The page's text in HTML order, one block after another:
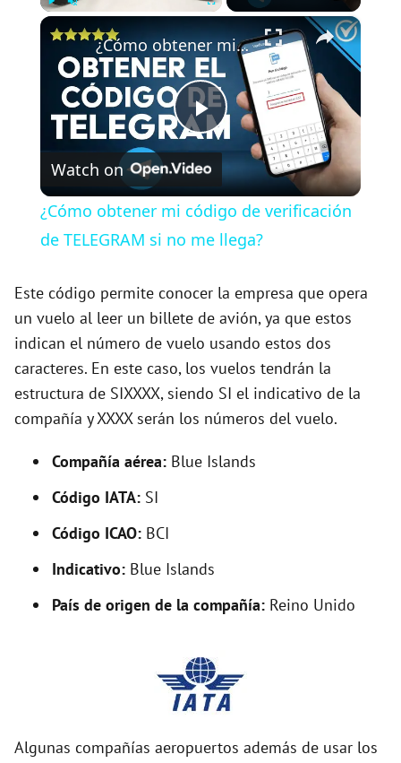
×
P
l
a
y
V
i
d
o
¿Cómo obtener mi código de verificación de TELEGRAM si no me llega?
Watch on
¿Cómo obtener mi código de verificación
de TELEGRAM si no me llega?
Este código permite conocer la empresa que opera
un vuelo al leer un billete de avión, ya que estos
indican el número de vuelo usando estos dos
caracteres. En este caso, los vuelos tendrán la
estructura de SIXXXX, siendo SI el indicativo de la
compañía y XXXX serán los números del vuelo.
Compañía aérea: Blue Islands
Código IATA: SI
Código ICAO: BCI
Indicativo: Blue Islands
País de origen de la compañía: Reino Unido
Algunas compañías aeropuertos además de usar los